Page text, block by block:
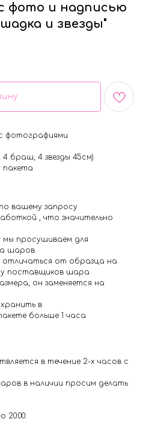
фото и надписью
и звезды"
фотографиями
браш, 4 звезды 45см)
пакета
вашему запросу
, что значительно
мы просушиваем для
шаров.
от образца на
поставщиков шара
он заменяется на
в
больше 1 часа
в течение 2-х часов с
в наличии просим делать
20:00: